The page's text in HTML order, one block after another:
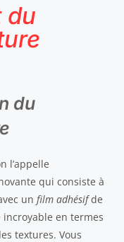
du
du
l’appelle
qui consiste à
un film adhésifde
en termes
textures. Vous